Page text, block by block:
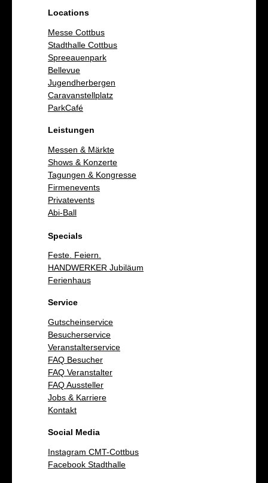
Locations
Messe Cottbus
Stadthalle Cottbus
Spreeauenpark
Bellevue
Jugendherbergen
Caravanstellplatz
ParkCafé
Leistungen
Messen & Märkte
Shows & Konzerte
Tagungen & Kongresse
Firmenevents
Privatevents
Abi-Ball
Specials
Feste. Feiern.
HANDWERKER Jubiläum
Ferienhaus
Service
Gutscheinservice
Besucherservice
Veranstalterservice
FAQ Besucher
FAQ Veranstalter
FAQ Aussteller
Jobs & Karriere
Kontakt
Social Media
Instagram CMT-Cottbus
Facebook Stadthalle